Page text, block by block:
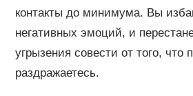
контакты до минимума. Вы
негативных эмоций, и
угрызения совести от того, что
раздражаетесь.